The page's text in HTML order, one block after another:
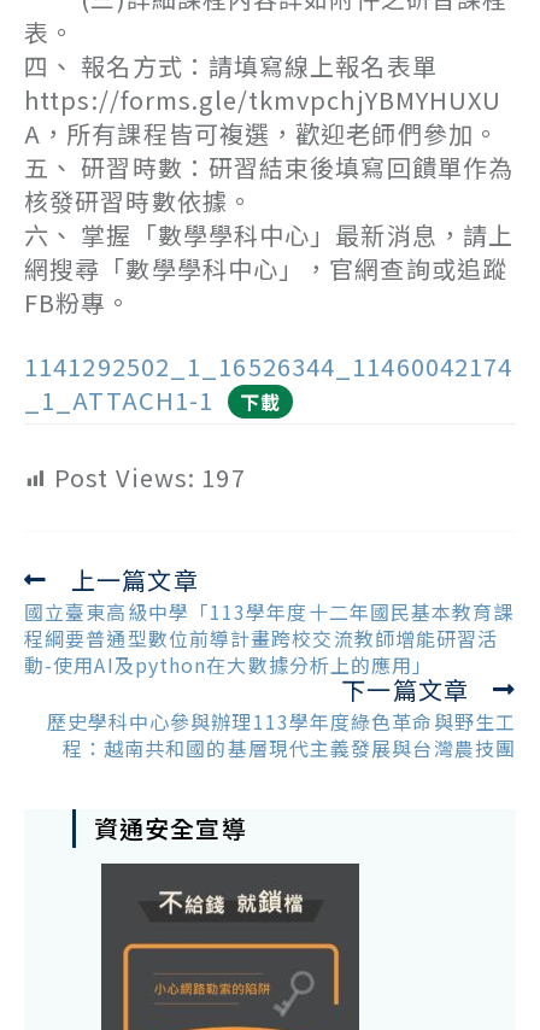
表。
四、 報名方式：請填寫線上報名表單
https://forms.gle/tkmvpchjYBMYHUXU
A，所有課程皆可複選，歡迎老師們參加。
五、 研習時數：研習結束後填寫回饋單作為
核發研習時數依據。
六、 掌握「數學學科中心」最新消息，請上
網搜尋「數學學科中心」，官網查詢或追蹤
FB粉專。
1141292502_1_16526344_11460042174
_1_ATTACH1-1
下載
Post Views: 197
Read
more
articles
上一篇文章
國立臺東高級中學「113學年度十二年國民基本教育課
程綱要普通型數位前導計畫跨校交流教師增能研習活
動-使用AI及python在大數據分析上的應用」
下一篇文章
歷史學科中心參與辦理113學年度綠色革命與野生工
程：越南共和國的基層現代主義發展與台灣農技團
資通安全宣導